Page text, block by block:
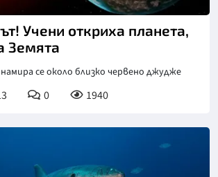
Учени откриха планета,
Земята
се около близко червено джудже
0 1940